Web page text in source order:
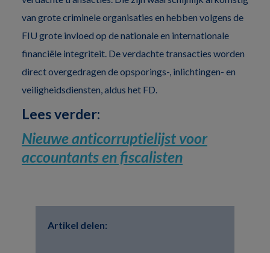
van grote criminele organisaties en hebben volgens de
FIU grote invloed op de nationale en internationale
financiële integriteit. De verdachte transacties worden
direct overgedragen de opsporings-, inlichtingen- en
veiligheidsdiensten, aldus het FD.
Lees verder:
Nieuwe anticorruptielijst voor
accountants en fiscalisten
Artikel delen: